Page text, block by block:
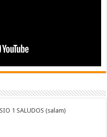
1 SALUDOS (salam)